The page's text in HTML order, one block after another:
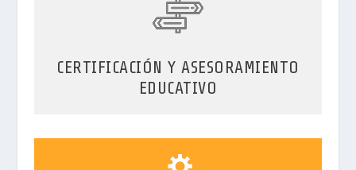
CERTIFICACIÓN Y ASESORAMIENTO
EDUCATIVO